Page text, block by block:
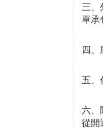
三、
單承
四
五、
六
從開